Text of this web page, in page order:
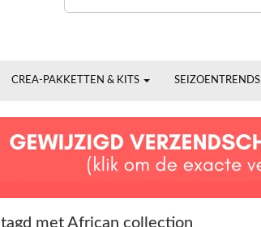
CREA-PAKKETTEN & KITS SEIZOENTRENDS
met African collection